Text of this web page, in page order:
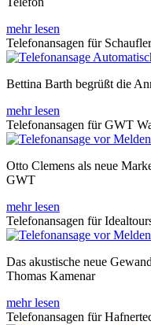
mehr lesen
Telefonansagen für
Bettina Barth begrüßt die
mehr lesen
Telefonansagen für GWT
Otto Clemens als neue
GWT
mehr lesen
Telefonansagen für
Das akustische neue
Thomas Kamenar
mehr lesen
Telefonansagen für